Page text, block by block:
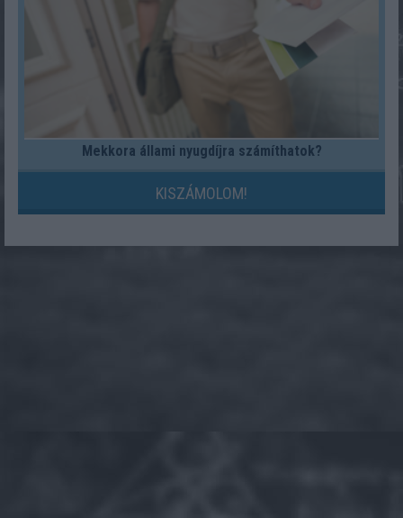
Mekkora állami nyugdíjra számíthatok?
KISZÁMOLOM!